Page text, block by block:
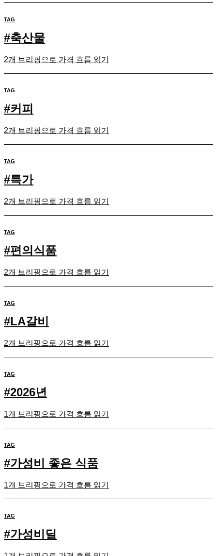
TAG
#축산물
2개 브리핑으로 가격 흐름 읽기
TAG
#커피
2개 브리핑으로 가격 흐름 읽기
TAG
#특가
2개 브리핑으로 가격 흐름 읽기
TAG
#편의식품
2개 브리핑으로 가격 흐름 읽기
TAG
#LA갈비
2개 브리핑으로 가격 흐름 읽기
TAG
#2026년
1개 브리핑으로 가격 흐름 읽기
TAG
#가성비 좋은 식품
1개 브리핑으로 가격 흐름 읽기
TAG
#가성비딜